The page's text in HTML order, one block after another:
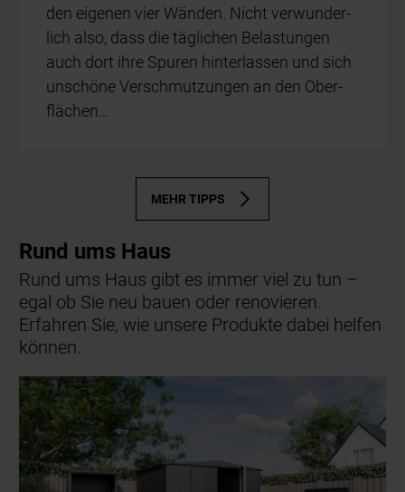
den ei­ge­nen vier Wän­den. Nicht ver­wun­der­
lich also, dass die täg­li­chen Be­las­tun­gen
auch dort ihre Spu­ren hin­ter­las­sen und sich
un­schö­ne Ver­schmut­zun­gen an den Ober­
flä­chen…
MEHR TIPPS
Rund ums Haus
Rund ums Haus gibt es immer viel zu tun –
egal ob Sie neu bauen oder renovieren.
Erfahren Sie, wie unsere Produkte dabei helfen
können.